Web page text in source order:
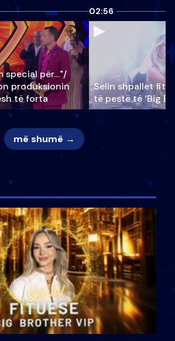
special për…"/
produksionin
të forta
02:56
Selin shpallet
të pestë të ‘Big
më shumë →